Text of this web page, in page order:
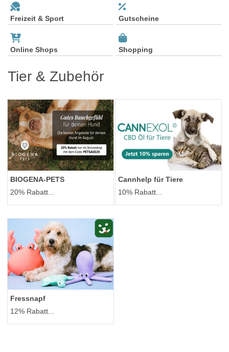
Freizeit & Sport Gutscheine
Online Shops Shopping
Tier & Zubehör
BIOGENA-PETS
20% Rabatt...
Cannhelp für Tiere
10% Rabatt...
Fressnapf
12% Rabatt...